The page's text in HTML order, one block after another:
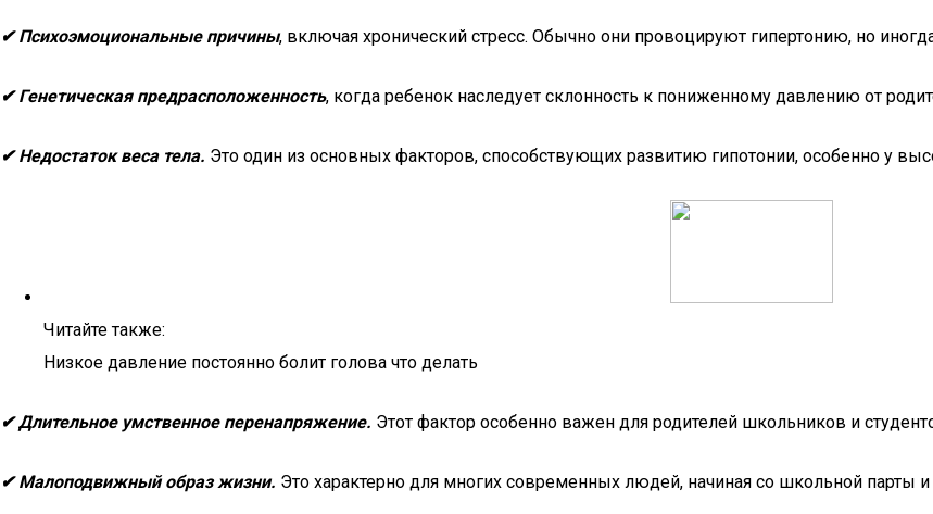
✔ Психоэмоциональные причины, включая хронический стресс. Обычно они провоцируют гипертонию, но
✔ Генетическая предрасположенность, когда ребенок наследует склонность к пониженному давлению от
✔ Недостаток веса тела. Это один из основных факторов, способствующих развитию гипотонии, особенно у
Читайте также:
Низкое давление постоянно болит голова что делать
✔ Длительное умственное перенапряжение. Этот фактор особенно важен для родителей школьников и
✔ Малоподвижный образ жизни. Это характерно для многих современных людей, начиная со школьной парты и